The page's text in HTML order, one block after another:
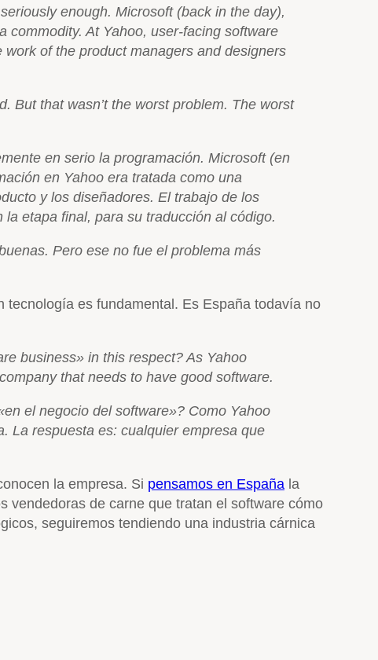
enough. Microsoft (back in the day),
commodity. At Yahoo, user-facing software
of the product managers and designers
But that wasn’t the worst problem. The worst
en serio la programación. Microsoft (en
en Yahoo era tratada como una
y los diseñadores. El trabajo de los
etapa final, para su traducción al código.
Pero ese no fue el problema más
es fundamental. Es España todavía no
business» in this respect? As Yahoo
that needs to have good software.
el negocio del software»? Como Yahoo
La respuesta es: cualquier empresa que
la empresa. Si pensamos en España la
vendedoras de carne que tratan el software cómo
seguiremos tendiendo una industria cárnica